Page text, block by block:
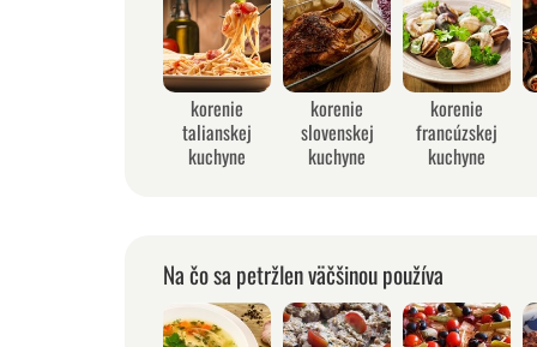
korenie
talianskej
kuchyne
korenie
slovenskej
kuchyne
korenie
francúzskej
kuchyne
Na čo sa petržlen väčšinou používa